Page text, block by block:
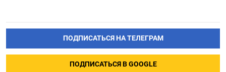
ПОДПИСАТЬСЯ НА ТЕЛЕГРАМ
ПОДПИСАТЬСЯ В GOOGLE